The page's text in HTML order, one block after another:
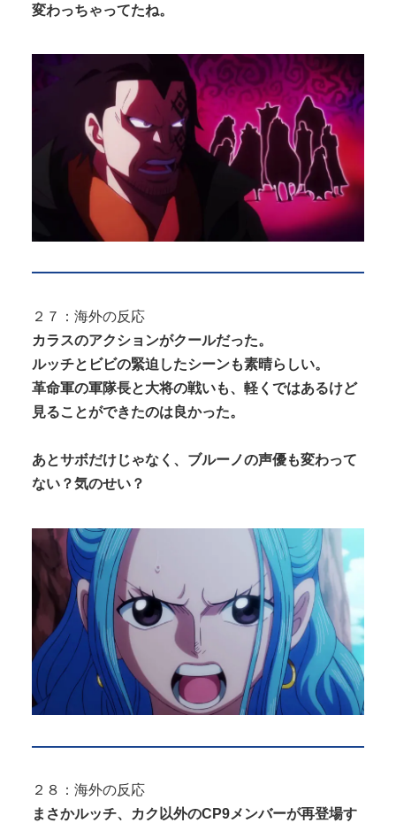
変わっちゃってたね。
２７：海外の反応
カラスのアクションがクールだった。
ルッチとビビの緊迫したシーンも素晴らしい。
革命軍の軍隊長と大将の戦いも、軽くではあるけど
見ることができたのは良かった。
あとサボだけじゃなく、ブルーノの声優も変わって
ない？気のせい？
２８：海外の反応
まさかルッチ、カク以外のCP9メンバーが再登場す